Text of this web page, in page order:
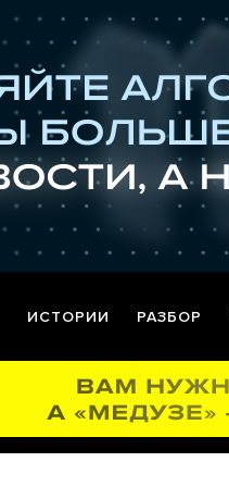
ИСТОРИИ РАЗБОР